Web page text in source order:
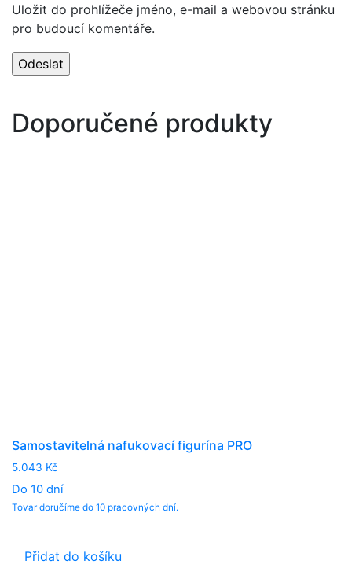
Uložit do prohlížeče jméno, e-mail a webovou stránku
pro budoucí komentáře.
Doporučené produkty
Samostavitelná nafukovací figurína PRO
5.043 Kč
Do 10 dní
Tovar doručíme do 10 pracovných dní.
Přidat do košíku